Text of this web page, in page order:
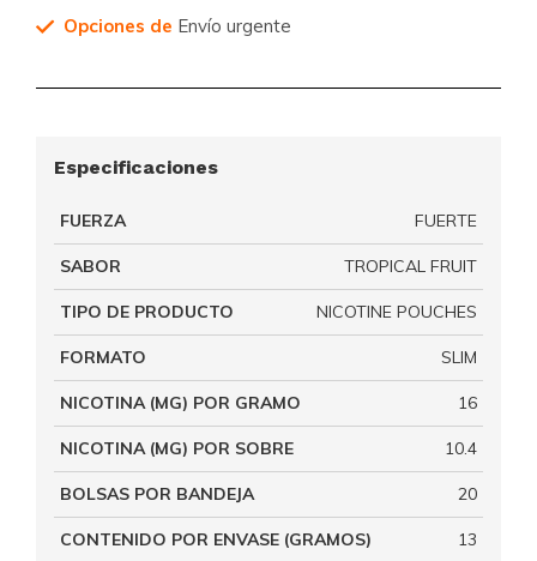
Opciones de Envío urgente
Especificaciones
FUERZA FUERTE
SABOR TROPICAL FRUIT
TIPO DE PRODUCTO NICOTINE POUCHES
FORMATO SLIM
NICOTINA (MG) POR GRAMO 16
NICOTINA (MG) POR SOBRE 10.4
BOLSAS POR BANDEJA 20
CONTENIDO POR ENVASE (GRAMOS) 13